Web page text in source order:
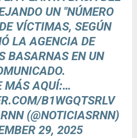
UN "NÚMERO
VÍCTIMAS, SEGÚN
LA AGENCIA DE
BASARNAS EN UN
MÁS AQUÍ:…
B1WGQTSRLV
(@NOTICIASRNN)
29, 2025